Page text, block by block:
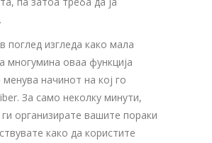
поглед изгледа како мала
многумина оваа функција
начинот на кој го
За само неколку минути,
организирате вашите пораки
како да користите